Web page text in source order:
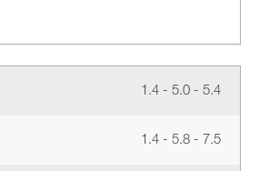
1.4 - 5.0 - 5.4
1.4 - 5.8 - 7.5